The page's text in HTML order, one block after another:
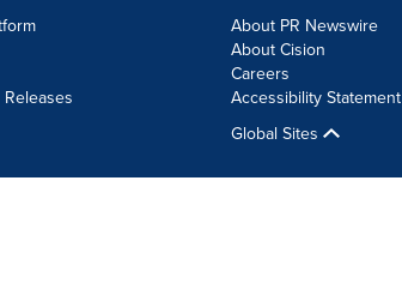
About PR Newswire
About Cision
Careers
Accessibility Statement
Global Sites